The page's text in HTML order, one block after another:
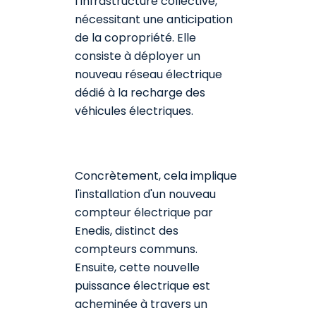
nécessitant une anticipation
de la copropriété. Elle
consiste à déployer un
nouveau réseau électrique
dédié à la recharge des
véhicules électriques.
Concrètement, cela implique
l'installation d'un nouveau
compteur électrique par
Enedis, distinct des
compteurs communs.
Ensuite, cette nouvelle
puissance électrique est
acheminée à travers un